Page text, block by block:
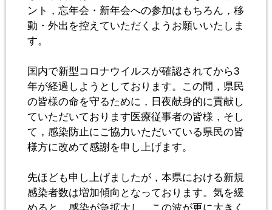
ント，忘年会・新年会への参加はもちろん，移
動・外出を控えていただくようお願いいたしま
す。
国内で新型コロナウイルスが確認されてから3
年が経過しようとしております。この間，県民
の皆様の命を守るために，日夜献身的に貢献し
ていただいております医療従事者の皆様，そし
て，感染防止にご協力いただいている県民の皆
様方に改めて感謝を申し上げます。
先ほども申し上げましたが，本県における新規
感染者数は増加傾向となっております。気を緩